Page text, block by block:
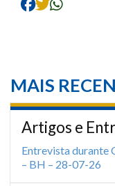
MAIS
Artigos e
Entrevista durante
– BH – 28-07-26